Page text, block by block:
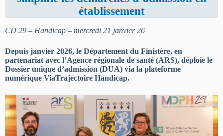
établissement
CD 29 – Handicap – mercredi 21 janvier 26
Depuis janvier 2026, le Département du Finistère, en
partenariat avec l’Agence régionale de santé (ARS), déploie le
Dossier unique d’admission (DUA) via la plateforme
numérique ViaTrajectoire Handicap.